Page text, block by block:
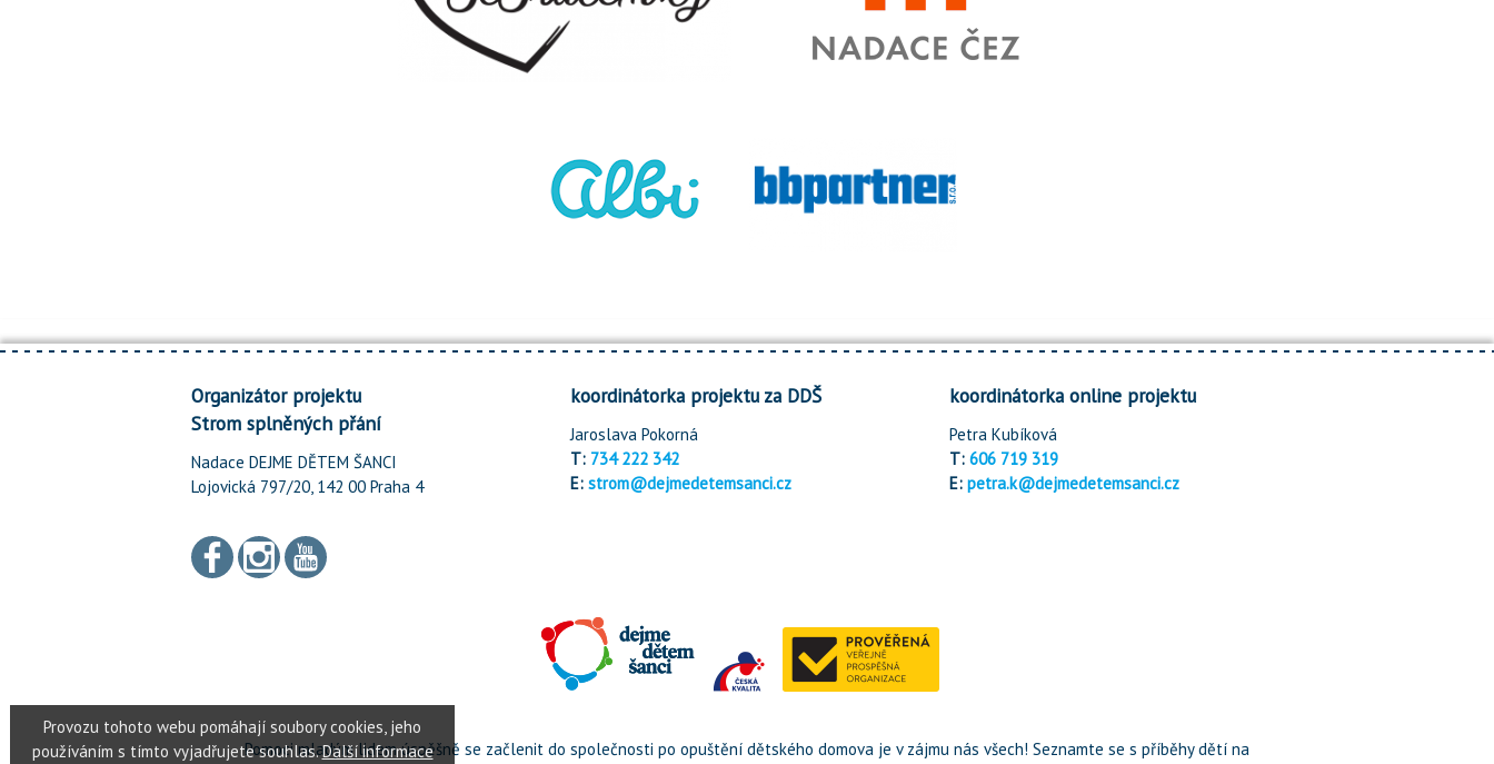
Organizátor projektu
Strom splněných přání
Nadace DEJME DĚTEM ŠANCI
Lojovická 797/20, 142 00 Praha 4
koordinátorka projektu za DDŠ
Jaroslava Pokorná
T: 734 222 342
E: strom@dejmedetemsanci.cz
koordinátorka online projektu
Petra Kubíková
T:606 719 319
E:petra.k@dejmedetemsanci.cz
Pomoci mladým lidem úspěšně se začlenit do společnosti po opuštění dětského domova je v zájmu nás všech! Seznamte se s příběhy dětí na